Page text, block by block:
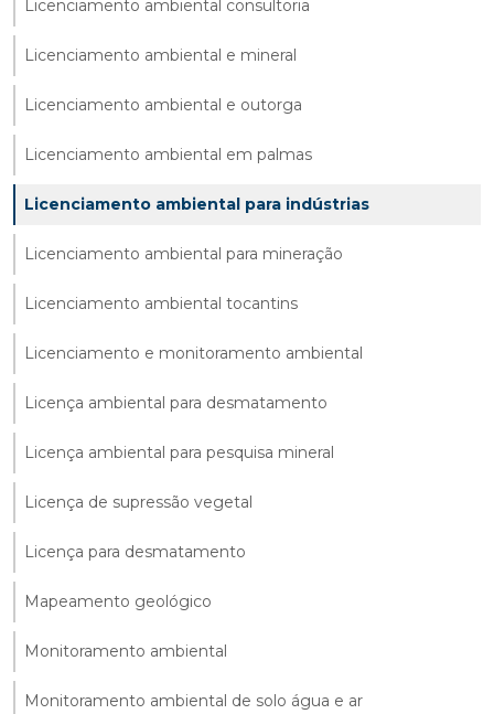
Licenciamento ambiental consultoria
Licenciamento ambiental e mineral
Licenciamento ambiental e outorga
Licenciamento ambiental em palmas
Licenciamento ambiental para indústrias
Licenciamento ambiental para mineração
Licenciamento ambiental tocantins
Licenciamento e monitoramento ambiental
Licença ambiental para desmatamento
Licença ambiental para pesquisa mineral
Licença de supressão vegetal
Licença para desmatamento
Mapeamento geológico
Monitoramento ambiental
Monitoramento ambiental de solo água e ar